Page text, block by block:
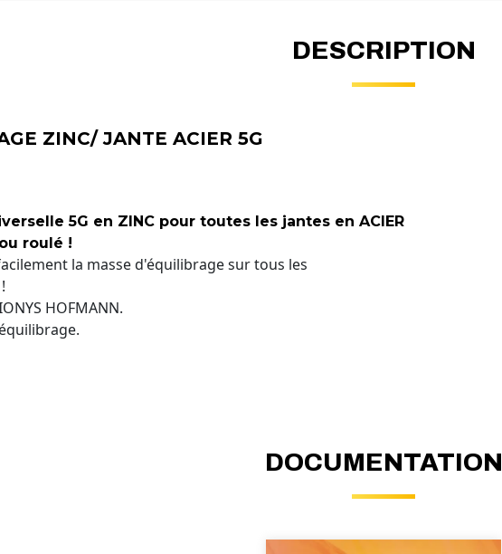
DESCRIPTION
ZINC/ JANTE ACIER 5G
5G en ZINC pour toutes les jantes en ACIER
roulé !
la masse d'équilibrage sur tous les
HOFMANN.
DOCUMENTATION